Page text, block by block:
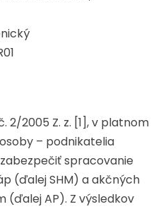
2/2005 Z. z. [1], v platnom
– podnikatelia
spracovanie
(ďalej SHM) a akčných
(ďalej AP). Z výsledkov